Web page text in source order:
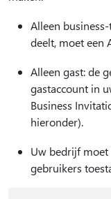
Alleen
deelt, moet een
Alleen gast: de
gastaccount in
Business
hieronder).
Uw bedrijf moet
gebruikers